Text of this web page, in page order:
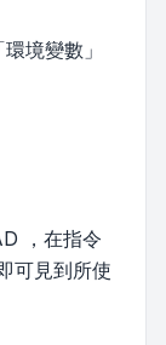
境變數」
，在指令
可見到所使